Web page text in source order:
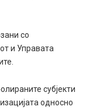
со
и Управата
субјекти
односно